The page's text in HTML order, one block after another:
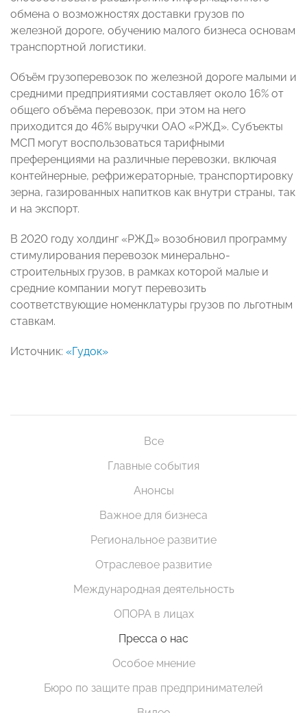
обмена о возможностях доставки грузов по
железной дороге, обучению малого бизнеса основам
транспортной логистики.
Объём грузоперевозок по железной дороге малыми и
средними предприятиями составляет около 16% от
общего объёма перевозок, при этом на него
приходится до 46% выручки ОАО «РЖД». Субъекты
МСП могут воспользоваться тарифными
преференциями на различные перевозки, включая
контейнерные, рефрижераторные, транспортировку
зерна, газированных напитков как внутри страны, так
и на экспорт.
В 2020 году холдинг «РЖД» возобновил программу
стимулирования перевозок минерально-
строительных грузов, в рамках которой малые и
средние компании могут перевозить
соответствующие номенклатуры грузов по льготным
ставкам.
Источник: «Гудок»
Все
Главные события
Анонсы
Важное для бизнеса
Региональное развитие
Отраслевое развитие
Международная деятельность
ОПОРА в лицах
Пресса о нас
Особое мнение
Бюро по защите прав предпринимателей